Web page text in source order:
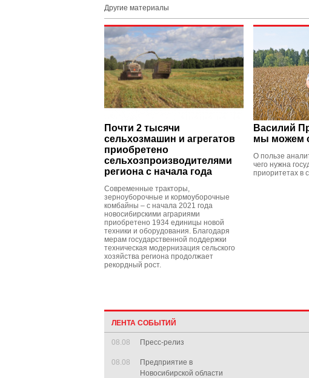
Другие материалы
Почти 2 тысячи
сельхозмашин и агрегатов
приобретено
сельхозпроизводителями
региона с начала года
Современные тракторы,
зерноуборочные и кормоуборочные
комбайны – с начала 2021 года
новосибирскими аграриями
приобретено 1934 единицы новой
техники и оборудования. Благодаря
мерам государственной поддержки
техническая модернизация сельского
хозяйства региона продолжает
рекордный рост.
Василий
мы можем
О пользе
чего нужна
приоритетах в
ЛЕНТА СОБЫТИЙ
08.08 Пресс-релиз
08.08
Предприятие в
Новосибирской области